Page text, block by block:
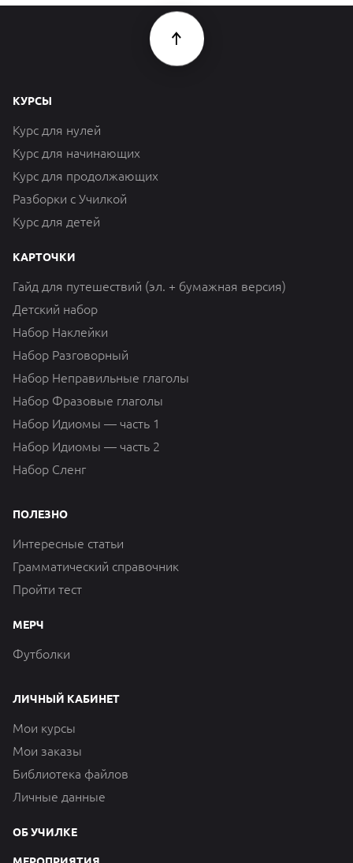
КУРСЫ
Курс для нулей
Курс для начинающих
Курс для продолжающих
Разборки с Училкой
Курс для детей
КАРТОЧКИ
Гайд для путешествий (эл. + бумажная версия)
Детский набор
Набор Наклейки
Набор Разговорный
Набор Неправильные глаголы
Набор Фразовые глаголы
Набор Идиомы — часть 1
Набор Идиомы — часть 2
Набор Сленг
ПОЛЕЗНО
Интересные статьи
Грамматический справочник
Пройти тест
МЕРЧ
Футболки
ЛИЧНЫЙ КАБИНЕТ
Мои курсы
Мои заказы
Библиотека файлов
Личные данные
ОБ УЧИЛКЕ